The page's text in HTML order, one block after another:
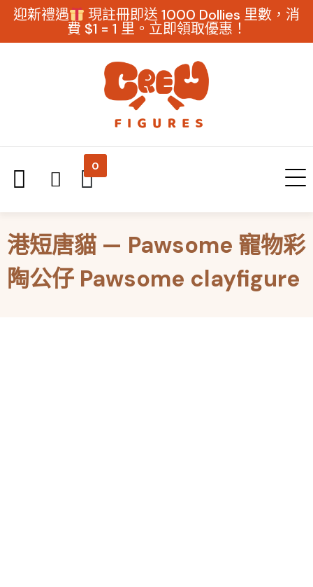
迎新禮遇 現註冊即送 1000 Dollies 里數，消
費 $1 = 1 里。立即領取優惠！
0
港短唐貓 — Pawsome 寵物彩
陶公仔 Pawsome clayfigure